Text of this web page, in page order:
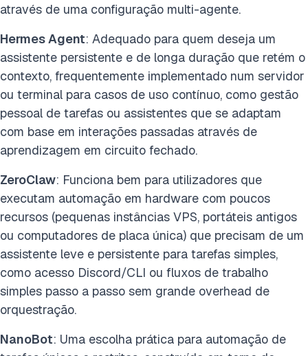
através de uma configuração multi-agente.
Hermes Agent: Adequado para quem deseja um
assistente persistente e de longa duração que retém o
contexto, frequentemente implementado num servidor
ou terminal para casos de uso contínuo, como gestão
pessoal de tarefas ou assistentes que se adaptam
com base em interações passadas através de
aprendizagem em circuito fechado.
ZeroClaw: Funciona bem para utilizadores que
executam automação em hardware com poucos
recursos (pequenas instâncias VPS, portáteis antigos
ou computadores de placa única) que precisam de um
assistente leve e persistente para tarefas simples,
como acesso Discord/CLI ou fluxos de trabalho
simples passo a passo sem grande overhead de
orquestração.
NanoBot: Uma escolha prática para automação de